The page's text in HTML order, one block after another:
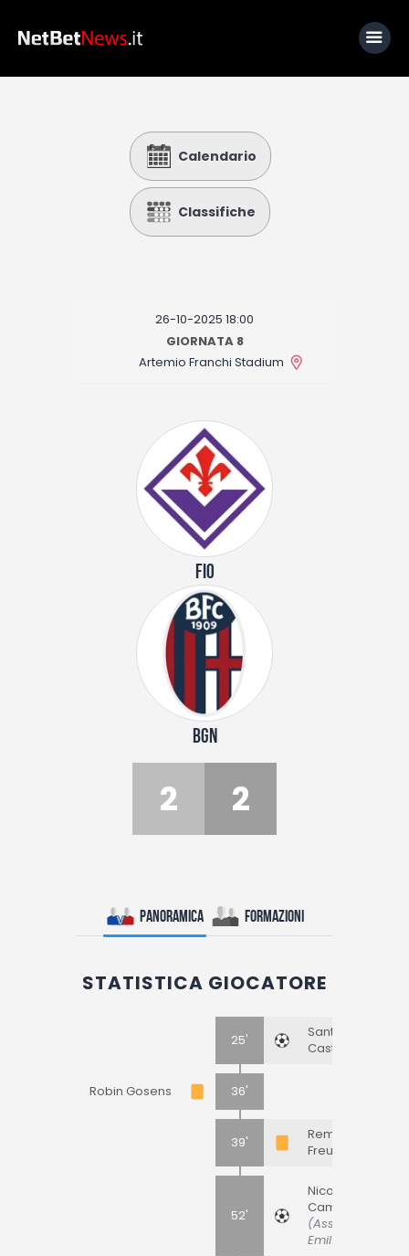
Calcio
Basket
Fantacalcio
I consigli di Giulia
Calendario
Classifiche
26-10-2025 18:00
GIORNATA 8
Artemio Franchi Stadium
FIO
BGN
2 2
Panoramica Formazioni
STATISTICA GIOCATORE
25'
Santiago
Castro
Robin Gosens 36'
39'
Remo
Freuler
52'
Nicolò
Cambiaghi
(Assist:
Emil Holm)